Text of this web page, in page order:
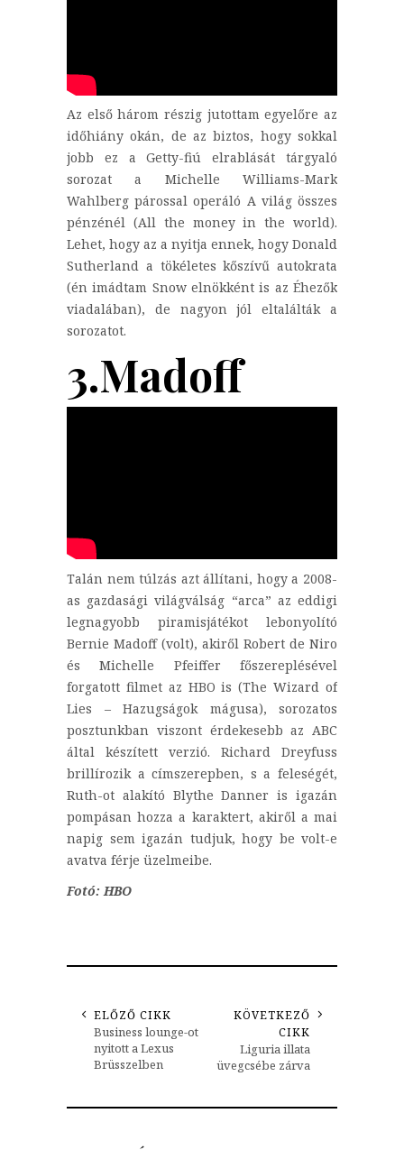
Az első három részig jutottam egyelőre az
időhiány okán, de az biztos, hogy sokkal
jobb ez a Getty-fiú elrablását tárgyaló
sorozat a Michelle Williams-Mark
Wahlberg párossal operáló A világ összes
pénzénél (All the money in the world).
Lehet, hogy az a nyitja ennek, hogy Donald
Sutherland a tökéletes kőszívű autokrata
(én imádtam Snow elnökként is az Éhezők
viadalában), de nagyon jól eltalálták a
sorozatot.
3.Madoff
Talán nem túlzás azt állítani, hogy a 2008-
as gazdasági világválság “arca” az eddigi
legnagyobb piramisjátékot lebonyolító
Bernie Madoff (volt), akiről Robert de Niro
és Michelle Pfeiffer főszereplésével
forgatott filmet az HBO is (The Wizard of
Lies – Hazugságok mágusa), sorozatos
posztunkban viszont érdekesebb az ABC
által készített verzió. Richard Dreyfuss
brillírozik a címszerepben, s a feleségét,
Ruth-ot alakító Blythe Danner is igazán
pompásan hozza a karaktert, akiről a mai
napig sem igazán tudjuk, hogy be volt-e
avatva férje üzelmeibe.
Fotó: HBO
ELŐZŐ CIKK
Business lounge-ot
nyitott a Lexus
Brüsszelben
KÖVETKEZŐ
CIKK
Liguria illata
üvegcsébe zárva